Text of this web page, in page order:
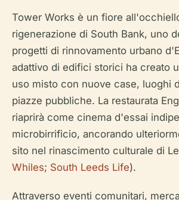
Tower Works è un fiore
rigenerazione di South Bank, uno
progetti di rinnovamento urbano
adattivo di edifici storici ha creato
uso misto con nuove case, luoghi
piazze pubbliche. La restaurata
riaprirà come cinema d'essai
microbirrificio, ancorando
sito nel rinascimento culturale di
Whiles; South Leeds Life).
Attraverso eventi comunitari,